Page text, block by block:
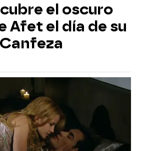
el oscuro
Afet el día de su